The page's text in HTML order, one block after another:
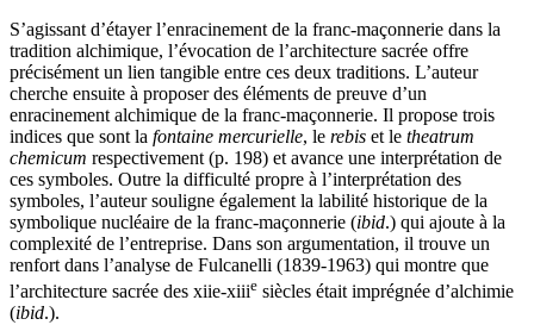
S’agissant d’étayer l’enracinement de la franc-maçonnerie dans la
tradition alchimique, l’évocation de l’architecture sacrée offre
précisément un lien tangible entre ces deux traditions. L’auteur
cherche ensuite à proposer des éléments de preuve d’un
enracinement alchimique de la franc-maçonnerie. Il propose trois
indices que sont la fontaine mercurielle, le rebis et le theatrum
chemicum respectivement (p. 198) et avance une interprétation de
ces symboles. Outre la difficulté propre à l’interprétation des
symboles, l’auteur souligne également la labilité historique de la
symbolique nucléaire de la franc-maçonnerie (ibid.) qui ajoute à la
complexité de l’entreprise. Dans son argumentation, il trouve un
renfort dans l’analyse de Fulcanelli (1839-1963) qui montre que
l’architecture sacrée des xiie-xiiie siècles était imprégnée d’alchimie
(ibid.).